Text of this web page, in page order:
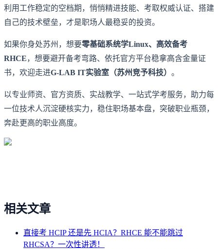
利用工作稳定的空档期，悄悄精进技能、考取权威认证、搭建
自己的技术壁垒，才是职场人最稳妥的投资。
如果你身处苏州，想要零基础系统学Linux、高效备考
RHCE，想要避开备考弯路、依托官方平台稳拿高含金量证
书，欢迎走进G-LAB IT实验室（苏州竞予科技） 。
以专业师资、官方资质、实战教学、一站式学考服务，助力每
一位技术人沉淀硬核实力，稳住职场基本盘，突破职业瓶颈，
奔赴更高的职业高度。
相关文章
直接考 HCIP 还是先 HCIA？RHCE 能不能跳过
RHCSA？一次性讲透！